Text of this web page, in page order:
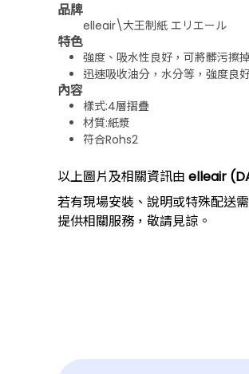
品牌
elleair\大王制紙 エリエール
特色
強度、吸水性良好，可將髒污擦
迅速吸收油分，水分等，強度良
內容
樣式:4層摺疊
材質:紙漿
符合Rohs2
以上圖片及相關資訊由 elleair
若有現場安裝、說明或特殊配送
提供相關服務，敬請見諒。
上一個型號